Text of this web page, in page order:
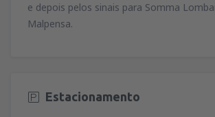
e depois pelos sinais para Somma
Malpensa.
Estacionamento